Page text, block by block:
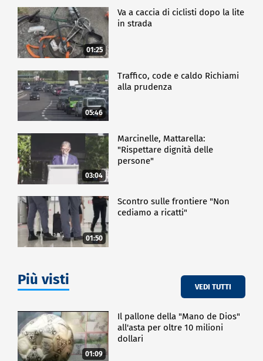
01:25
Va a caccia di ciclisti dopo la lite
in strada
05:46
Traffico, code e caldo Richiami
alla prudenza
03:04
Marcinelle, Mattarella:
"Rispettare dignità delle
persone"
01:50
Scontro sulle frontiere "Non
cediamo a ricatti"
Più visti VEDI TUTTI
01:09
Il pallone della "Mano de Dios"
all'asta per oltre 10 milioni
dollari